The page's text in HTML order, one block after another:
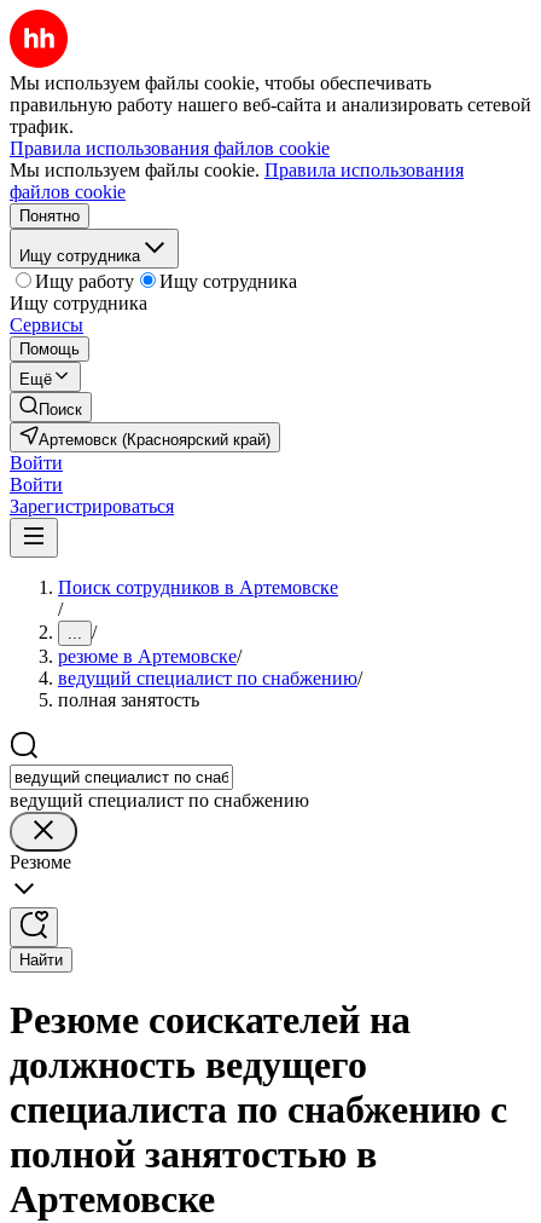
Мы используем файлы cookie, чтобы обеспечивать
правильную работу нашего веб-сайта и анализировать сетевой
трафик.
Правила использования файлов cookie
Мы используем файлы cookie. Правила использования
файлов cookie
Понятно
Ищу сотрудника
Ищу работу
Ищу сотрудника
Ищу сотрудника
Сервисы
Помощь
Ещё
Поиск
Артемовск (Красноярский край)
Войти
Войти
Зарегистрироваться
Поиск сотрудников в Артемовске
/
... /
резюме в Артемовске/
ведущий специалист по снабжению/
полная занятость
ведущий специалист по снабжению
Резюме
Найти
Резюме соискателей на
должность ведущего
специалиста по снабжению с
полной занятостью в
Артемовске